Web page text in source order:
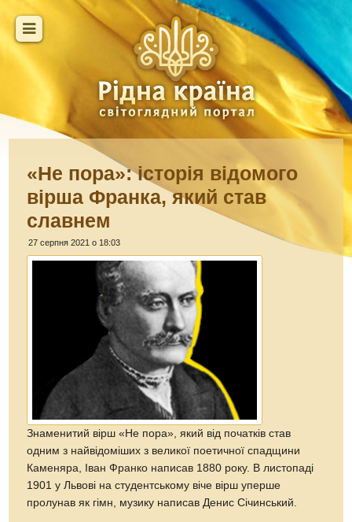
«Не пора»: історія відомого
вірша Франка, який став
славнем
27 серпня 2021 о 18:03
Знаменитий вірш «Не пора», який від початків став
одним з найвідоміших з великої поетичної спадщини
Каменяра, Іван Франко написав 1880 року. В листопаді
1901 у Львові на студентському віче вірш уперше
пролунав як гімн, музику написав Денис Січинський.